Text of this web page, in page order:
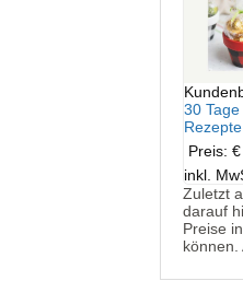
30
Preis:
inkl.
Zuletzt
darauf
Preise
können.